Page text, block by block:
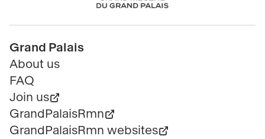
Pied
de
page
Grand Palais
About us
FAQ
Join us
GrandPalaisRmn
GrandPalaisRmn websites